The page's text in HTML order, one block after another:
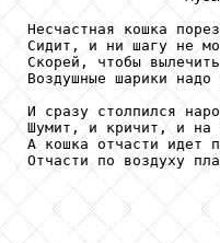
Несчастная кошка
Сидит, и ни шагу не
Скорей, чтобы
Воздушные шарики надо
И сразу столпился
Шумит, и кричит, и на
А кошка отчасти идет
Отчасти по воздуху